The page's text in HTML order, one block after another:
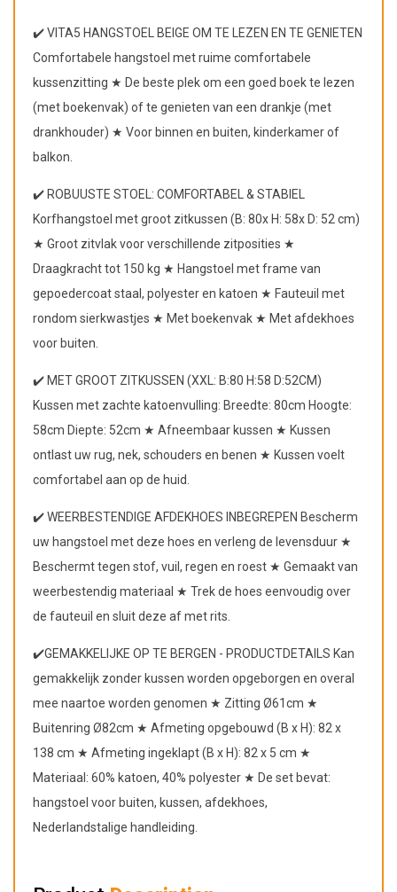
✔️ VITA5 HANGSTOEL BEIGE OM TE LEZEN EN TE GENIETEN
Comfortabele hangstoel met ruime comfortabele
kussenzitting ★ De beste plek om een goed boek te lezen
(met boekenvak) of te genieten van een drankje (met
drankhouder) ★ Voor binnen en buiten, kinderkamer of
balkon.
✔️ ROBUUSTE STOEL: COMFORTABEL & STABIEL
Korfhangstoel met groot zitkussen (B: 80x H: 58x D: 52 cm)
★ Groot zitvlak voor verschillende zitposities ★
Draagkracht tot 150 kg ★ Hangstoel met frame van
gepoedercoat staal, polyester en katoen ★ Fauteuil met
rondom sierkwastjes ★ Met boekenvak ★ Met afdekhoes
voor buiten.
✔️ MET GROOT ZITKUSSEN (XXL: B:80 H:58 D:52CM)
Kussen met zachte katoenvulling: Breedte: 80cm Hoogte:
58cm Diepte: 52cm ★ Afneembaar kussen ★ Kussen
ontlast uw rug, nek, schouders en benen ★ Kussen voelt
comfortabel aan op de huid.
✔️ WEERBESTENDIGE AFDEKHOES INBEGREPEN Bescherm
uw hangstoel met deze hoes en verleng de levensduur ★
Beschermt tegen stof, vuil, regen en roest ★ Gemaakt van
weerbestendig materiaal ★ Trek de hoes eenvoudig over
de fauteuil en sluit deze af met rits.
✔️GEMAKKELIJKE OP TE BERGEN - PRODUCTDETAILS Kan
gemakkelijk zonder kussen worden opgeborgen en overal
mee naartoe worden genomen ★ Zitting Ø61cm ★
Buitenring Ø82cm ★ Afmeting opgebouwd (B x H): 82 x
138 cm ★ Afmeting ingeklapt (B x H): 82 x 5 cm ★
Materiaal: 60% katoen, 40% polyester ★ De set bevat:
hangstoel voor buiten, kussen, afdekhoes,
Nederlandstalige handleiding.